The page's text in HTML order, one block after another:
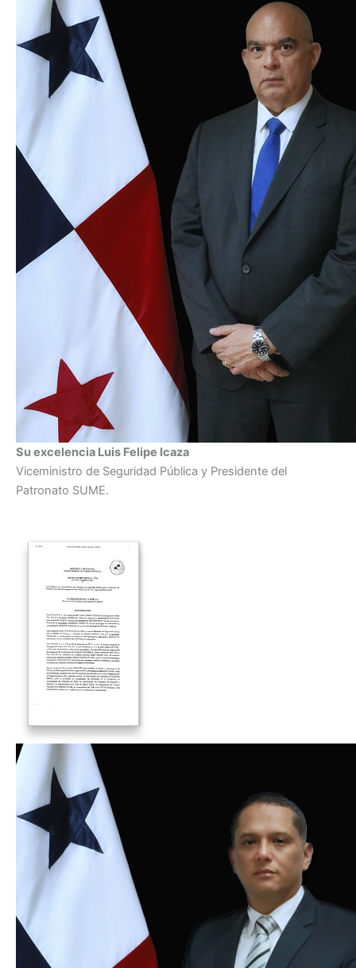
Su excelencia Luis Felipe Icaza
Viceministro de Seguridad Pública y Presidente del
Patronato SUME.